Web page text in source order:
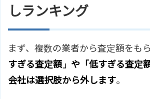
しランキング
まず、複数の業者から査定額をも
すぎる査定額」や「低すぎる査定
会社は選択肢から外します。